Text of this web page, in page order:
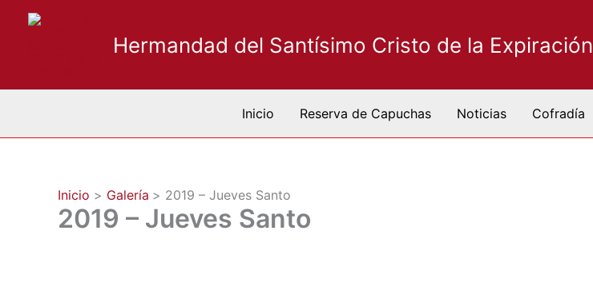
Hermandad del Santísimo Cristo de la Expiración
Inicio Reserva de Capuchas Noticias Cofradía
Inicio Galería 2019 – Jueves Santo
2019 – Jueves Santo